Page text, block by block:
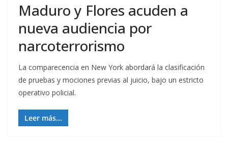
Maduro y Flores acuden a
nueva audiencia por
narcoterrorismo
La comparecencia en New York abordará la clasificación
de pruebas y mociones previas al juicio, bajo un estricto
operativo policial.
Leer más...